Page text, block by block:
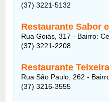
(37) 3221-5132
Restaurante Sabor
Rua Goiás, 317 - Bairro:
(37) 3221-2208
Restaurante
Rua São Paulo, 262 -
(37) 3216-3555